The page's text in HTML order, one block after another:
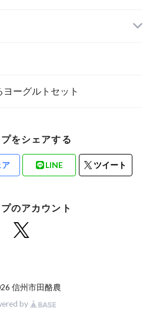
ーグルトセット
をシェアする
ア LINE ツイート
のアカウント
信州市田酪農
by